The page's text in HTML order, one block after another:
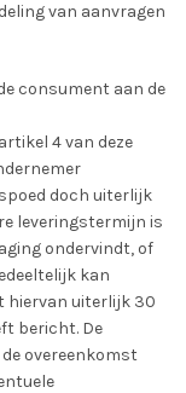
van aanvragen
consument aan de
4 van deze
doch uiterlijk
leveringstermijn is
ondervindt, of
kan
hiervan uiterlijk 30
bericht. De
overeenkomst